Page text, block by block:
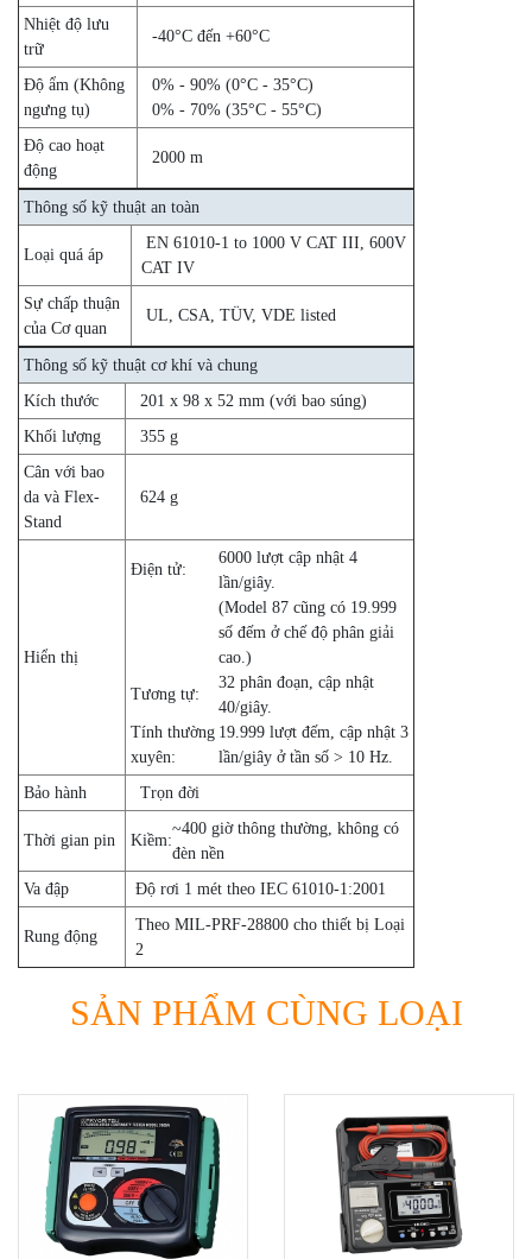
Nhiệt độ lưu
trữ
-40°C đến +60°C
Độ ẩm (Không
ngưng tụ)
0% - 90% (0°C - 35°C)
0% - 70% (35°C - 55°C)
Độ cao hoạt
động
2000 m
Thông số kỹ thuật an toàn
Loại quá áp
EN 61010-1 to 1000 V CAT III, 600V
CAT IV
Sự chấp thuận
của Cơ quan
UL, CSA, TÜV, VDE listed
Thông số kỹ thuật cơ khí và chung
Kích thước
201 x 98 x 52 mm (với bao súng)
Khối lượng
355 g
Cân với bao
da và Flex-
Stand
624 g
Hiển thị
Điện tử:
6000 lượt cập nhật 4
lần/giây.
(Model 87 cũng có 19.999
số đếm ở chế độ phân giải
cao.)
Tương tự:
32 phân đoạn, cập nhật
40/giây.
Tính thường
xuyên:
19.999 lượt đếm, cập nhật 3
lần/giây ở tần số > 10 Hz.
Bảo hành
Trọn đời
Thời gian pin Kiềm:
~400 giờ thông thường, không có
đèn nền
Va đập
Độ rơi 1 mét theo IEC 61010-1:2001
Rung động
Theo MIL-PRF-28800 cho thiết bị Loại
2
SẢN PHẨM CÙNG LOẠI